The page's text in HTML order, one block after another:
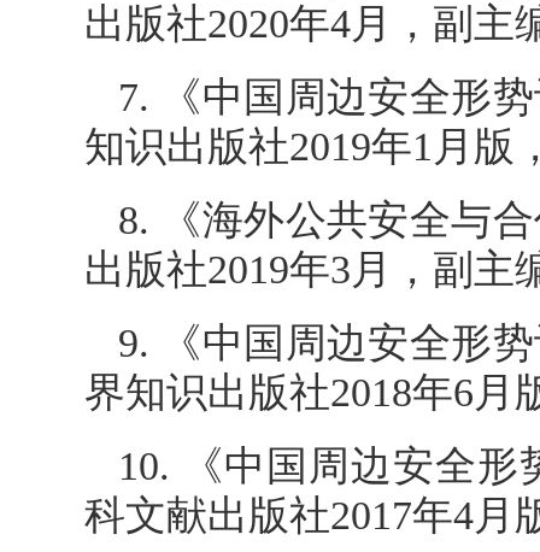
出版社2020年4月，副主
7. 《中国周边安全形
知识出版社2019年1月版
8. 《海外公共安全与
出版社2019年3月，副主
9. 《中国周边安全形
界知识出版社2018年6月
10. 《中国周边安全
科文献出版社2017年4月